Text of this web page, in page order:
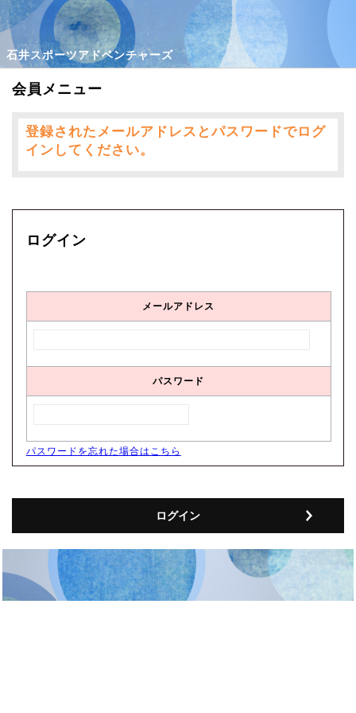
石井スポーツアドベンチャーズ
会員メニュー
登録されたメールアドレスとパスワードでログ
インしてください。
ログイン
メールアドレス
パスワード
パスワードを忘れた場合はこちら